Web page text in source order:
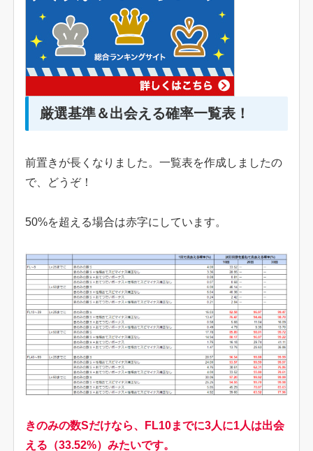
厳選基準＆出会える確率一覧表！
前置きが長くなりました。一覧表を作成しましたの
で、どうぞ！
50%を超える場合は赤字にしています。
きのみの数Sだけなら、FL10までに3人に1人は出会
える（33.52%）みたいです。